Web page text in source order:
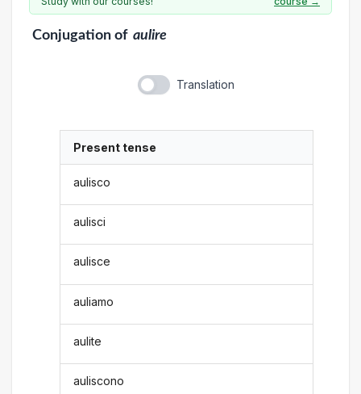
Conjugationof aulire
Translation
Present tense
aulisco
aulisci
aulisce
auliamo
aulite
auliscono